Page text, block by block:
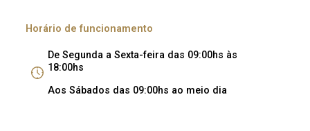
Horário de funcionamento
De Segunda a Sexta-feira das 09:00hs às
18:00hs
Aos Sábados das 09:00hs ao meio dia